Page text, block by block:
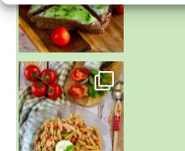
~ SALADE DE PÂTES AUX DEUX TOMATES THON ET BURRA